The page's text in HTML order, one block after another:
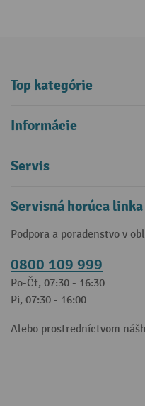
Top kategórie
Informácie
Servis
Servisná horúca linka
Podpora a poradenstvo v
0800 109 999
Po-Čt, 07:30 - 16:30
Pi, 07:30 - 16:00
Alebo prostredníctvom